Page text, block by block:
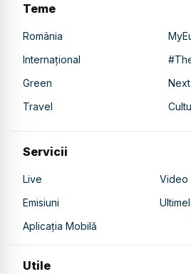
Teme
România
Internațional
Green
Next
Travel
Servicii
Live
Video
Emisiuni
Aplicația Mobilă
Utile